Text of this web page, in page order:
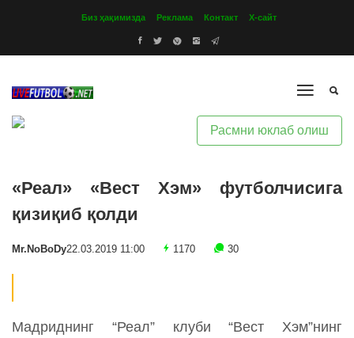
Биз ҳақимизда Реклама Контакт Х-сайт
Расмни юклаб олиш
«Реал» «Вест Хэм» футболчисига
қизиқиб қолди
Mr.NoBoDy22.03.2019 11:00 1170 30
Мадриднинг “Реал” клуби “Вест Хэм”нинг